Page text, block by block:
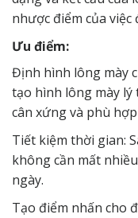
nhược điểm của việc
Ưu điểm:
Định hình lông mày
tạo hình lông mày
cân xứng và phù
Tiết kiệm thời gian:
không cần mất
ngày.
Tạo điểm nhấn cho